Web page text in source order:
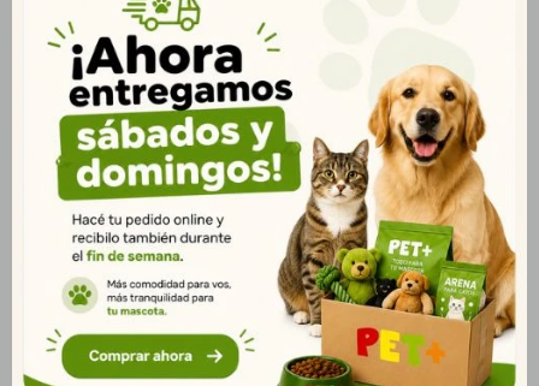
Productos que te pueden interesar
Hueso Digerible 10/11
Bifinho Tira de Asado
Maskotinho Carne 400